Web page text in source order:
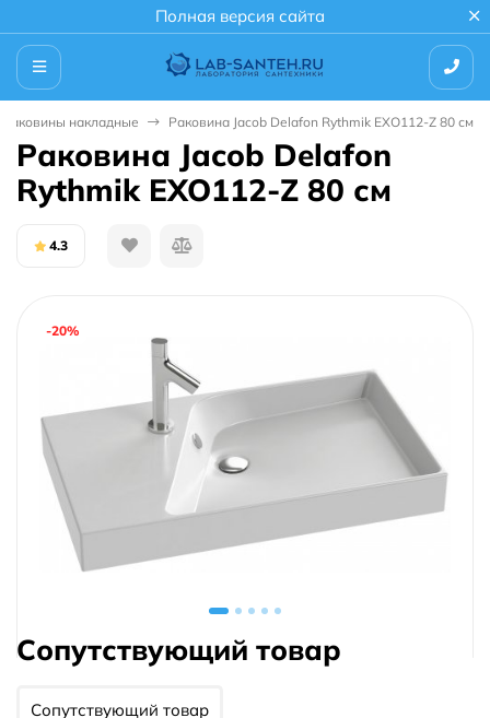
Полная версия сайта
Раковины накладные Раковина Jacob Delafon Rythmik EXO112-Z 80 см
Раковина Jacob Delafon
Rythmik EXO112-Z 80 см
4.3
-20%
Сопутствующий товар
Сопутствующий товар